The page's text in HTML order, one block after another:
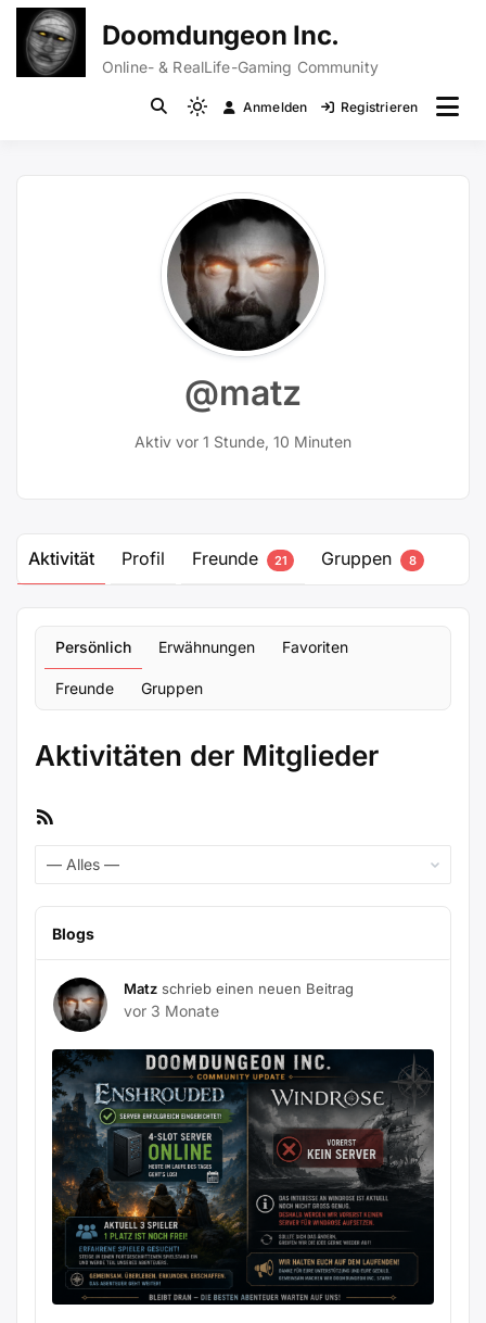
Zum
Inhalt
springen
Doomdungeon Inc.
Online- & RealLife-Gaming Community
Light
to
switch
to
dark)
Anmelden Registrieren
@matz
Aktiv vor 1 Stunde, 10 Minuten
Aktivität Profil Freunde 21 Gruppen 8
Persönlich Erwähnungen Favoriten
Freunde Gruppen
Aktivitäten der Mitglieder
Blogs
Matz schrieb einen neuen Beitrag
vor 3 Monate